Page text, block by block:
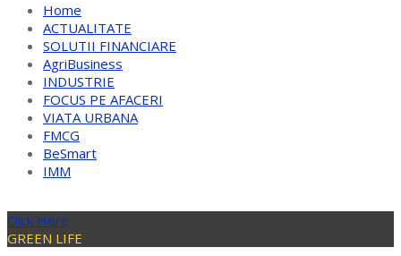
Home
ACTUALITATE
SOLUTII FINANCIARE
AgriBusiness
INDUSTRIE
FOCUS PE AFACERI
VIATA URBANA
FMCG
BeSmart
IMM
Click Here
GREEN LIFE